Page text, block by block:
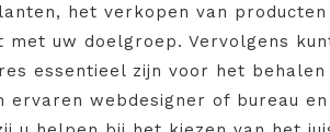
het verkopen van
uw doelgroep. Vervolgens
essentieel zijn voor het behalen
ervaren webdesigner of bureau